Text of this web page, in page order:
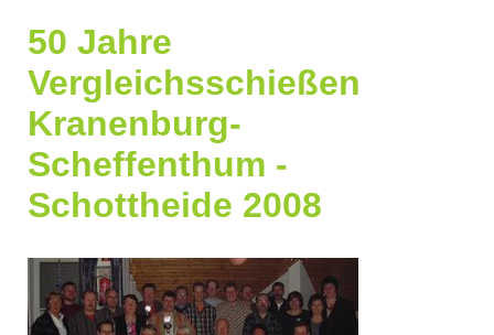
50 Jahre
Vergleichsschießen
Kranenburg-
Scheffenthum -
Schottheide 2008